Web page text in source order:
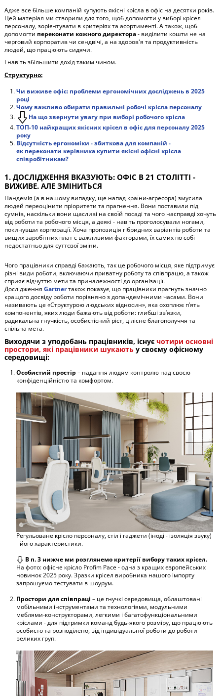
Адже все більше компаній купують якісні крісла в офіс на десятки років.
Цей матеріал ми створили для того, щоб допомогти у виборі крісел
персоналу, зорієнтувати в критеріях та асортименті. А також, щоб
допомогти переконати кожного директора- виділити кошти не на
черговий корпоратив чи сендвічі, а на здоров'я та продуктивність
людей, що працюють сидячи.
І навіть збільшити дохід таким чином.
Структурно:
Чи виживе офіс: проблеми ергономічних досліджень в 2025
році
Чому важливо обирати правильні робочі крісла персоналу
На що звернути увагу при виборі робочого крісла
ТОП-10 найкращих якісних крісел в офіс для персоналу 2025
року
Відсутність ергономіки - збиткова для компаній -
як переконати керівника купити якісні офісні крісла
співробітникам?
1. ДОСЛІДЖЕННЯ ВКАЗУЮТЬ: ОФІС В 21 СТОЛІТТІ -
ВИЖИВЕ. АЛЕ ЗМІНИТЬСЯ
Пандемія (а в нашому випадку, ще напад країни-агресора) змусила
людей переоцінити пріоритети та прагнення. Вони поставили під
сумнів, наскільки вони щасливі на своїй посаді та чого насправді хочуть
від роботи та робочого місця, а деякі - навіть проголосували ногами,
покинувши корпорації. Хоча пропозиція гібридних варіантів роботи та
вищих заробітних плат є важливими факторами, їх самих по собі
недостатньо для суттєвої зміни.
Чого працівники справді бажають, так це робочого місця, яке підтримує
різні види роботи, включаючи приватну роботу та співпрацю, а також
сприяє відчуттю мети та приналежності до організації.
Дослідження Gartnerтакож показує, що працівники прагнуть значно
кращого досвіду роботи порівняно з допандемічними часами. Вони
називають це «Структурою людських відносин», яка охоплює п’ять
компонентів, яких люди бажають від роботи: глибші зв’язки,
радикальна гнучкість, особистісний ріст, цілісне благополуччя та
спільна мета.
Виходячи з уподобань працівників, існує чотири основні
простори, які працівники шукають у своєму офісному
середовищі:
Особистий простір – надання людям контролю над своєю
конфіденційністю та комфортом.
Регульоване крісло персоналу, стіл і гаджети (іноді - ізоляція звуку)
- його характеристики.
В п. 3 нижче ми розглянемо критерії вибору таких крісел.
На фото: офісне крісло Profim Pace - одна з кращих європейських
новинок 2025 року. Зразки крісел виробника нашого імпорту
запрошуємо тестувати в шоурум.
Простори для співпраці – це гнучкі середовища, облаштовані
мобільними інструментами та технологіями, модульними
меблями-конструкторами, легкими і багатофункціональними
кріслами - для підтримки команд будь-якого розміру, що працюють
особисто та розподілено, від індивідуальної роботи до роботи
великих груп.